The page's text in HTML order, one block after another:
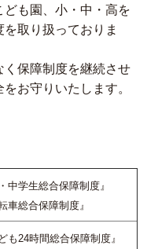
も園、小・中・高を
取り扱っておりま
保障制度を継続させ
お守りいたします。
中学生総合保障制度』
車総合保障制度』
も24時間総合保障制度』